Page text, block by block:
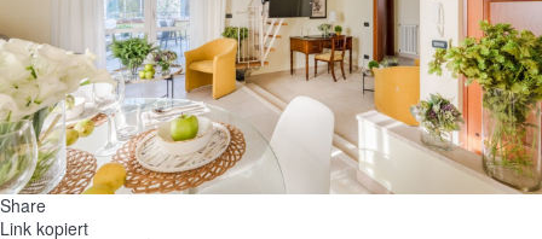
Share
Link kopiert